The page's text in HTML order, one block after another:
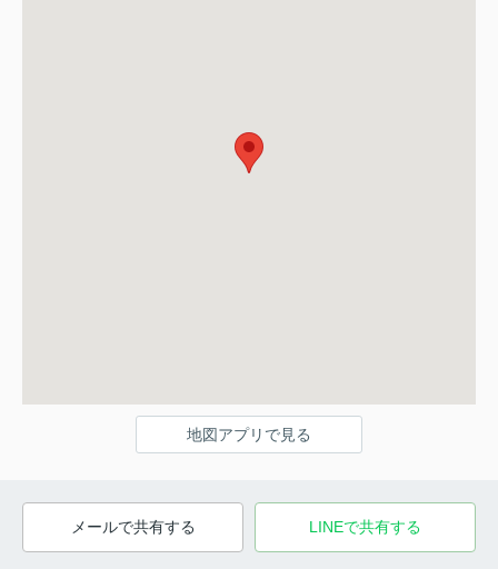
地図アプリで見る
メールで共有する LINEで共有する